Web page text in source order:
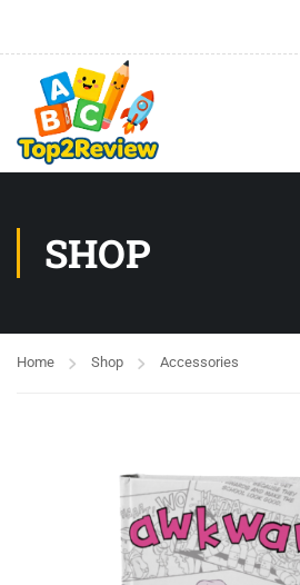
SHOP
Home Shop Accessories